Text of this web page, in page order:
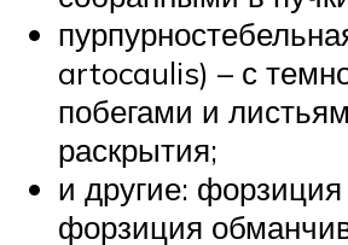
artocaulis) – с
побегами и
раскрытия;
и другие:
форзиция